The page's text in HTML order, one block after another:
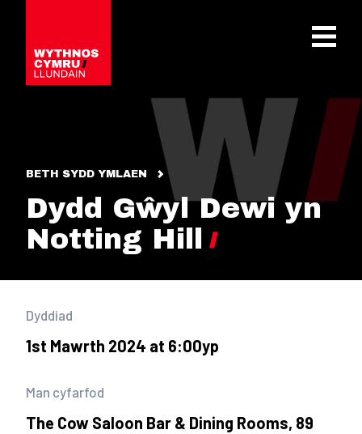
OPEN
BETH SYDD YMLAEN
Dydd Gŵyl Dewi yn
Notting Hill
Dyddiad
1st Mawrth 2024 at 6:00yp
Man cyfarfod
The Cow Saloon Bar & Dining Rooms, 89